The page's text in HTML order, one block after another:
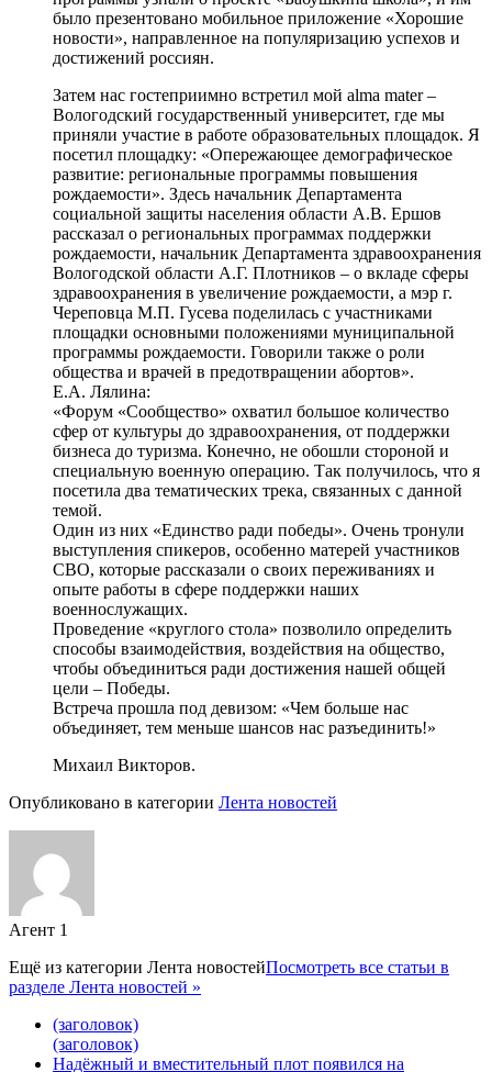
было презентовано мобильное приложение «Хорошие
новости», направленное на популяризацию успехов и
достижений россиян.
Затем нас гостеприимно встретил мой аlma mater –
Вологодский государственный университет, где мы
приняли участие в работе образовательных площадок. Я
посетил площадку: «Опережающее демографическое
развитие: региональные программы повышения
рождаемости». Здесь начальник Департамента
социальной защиты населения области А.В. Ершов
рассказал о региональных программах поддержки
рождаемости, начальник Департамента здравоохранения
Вологодской области А.Г. Плотников – о вкладе сферы
здравоохранения в увеличение рождаемости, а мэр г.
Череповца М.П. Гусева поделилась с участниками
площадки основными положениями муниципальной
программы рождаемости. Говорили также о роли
общества и врачей в предотвращении абортов».
Е.А. Лялина:
«Форум «Сообщество» охватил большое количество
сфер от культуры до здравоохранения, от поддержки
бизнеса до туризма. Конечно, не обошли стороной и
специальную военную операцию. Так получилось, что я
посетила два тематических трека, связанных с данной
темой.
Один из них «Единство ради победы». Очень тронули
выступления спикеров, особенно матерей участников
СВО, которые рассказали о своих переживаниях и
опыте работы в сфере поддержки наших
военнослужащих.
Проведение «круглого стола» позволило определить
способы взаимодействия, воздействия на общество,
чтобы объединиться ради достижения нашей общей
цели – Победы.
Встреча прошла под девизом: «Чем больше нас
объединяет, тем меньше шансов нас разъединить!»
Михаил Викторов.
Опубликовано в категории Лента новостей
Агент 1
Ещё из категории Лента новостейПосмотреть все статьи в
разделе Лента новостей »
(заголовок)
(заголовок)
Надёжный и вместительный плот появился на